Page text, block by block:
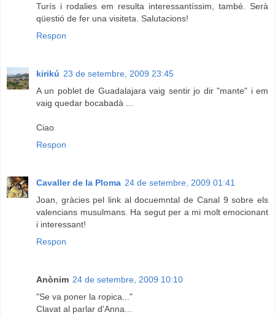
Turís i rodalies em resulta interessantíssim, també. Serà
qüestió de fer una visiteta. Salutacions!
Respon
kirikú 23 de setembre, 2009 23:45
A un poblet de Guadalajara vaig sentir jo dir "mante" i em
vaig quedar bocabadà ...
Ciao
Respon
Cavaller de la Ploma 24 de setembre, 2009 01:41
Joan, gràcies pel link al docuemntal de Canal 9 sobre els
valencians musulmans. Ha segut per a mi molt emocionant
i interessant!
Respon
Anònim 24 de setembre, 2009 10:10
"Se va poner la ropica..."
Clavat al parlar d'Anna...